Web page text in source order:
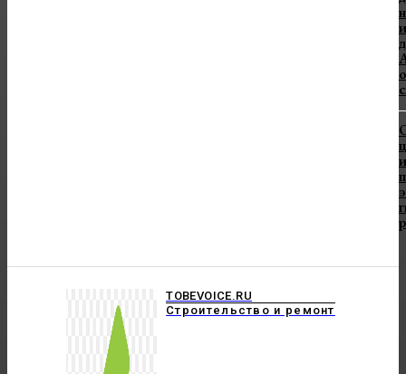
TOBEVOICE.RU
Строительство и ремонт